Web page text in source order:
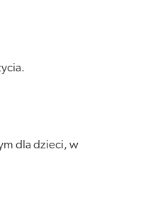
dla dzieci, w